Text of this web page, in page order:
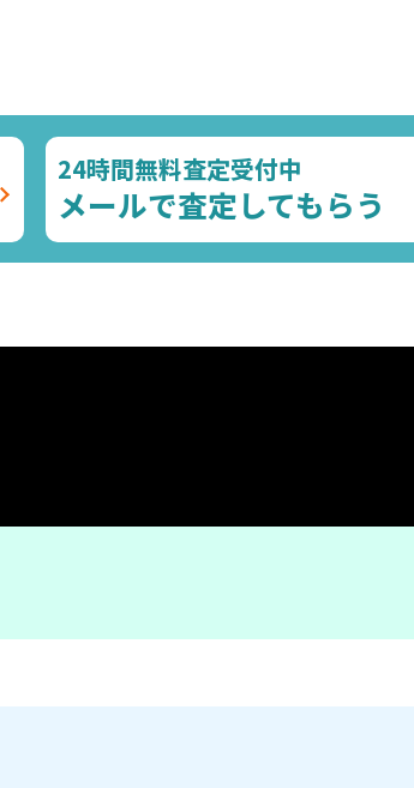
24時間無料査定受付中
メールで査定してもらう